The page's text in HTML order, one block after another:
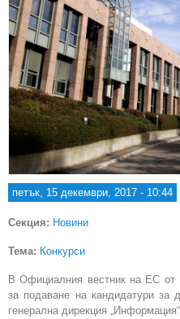
петък, 15 декември, 2017 - 10:44
Секция: Новини
Тема: Конкурси
В Официалния вестник на ЕС от
за подаване на кандидатури за
генерална дирекция